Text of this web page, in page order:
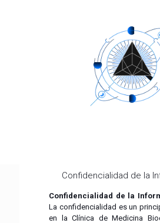
Confidencialidad de la
Confidencialidad de la
La confidencialidad es un
en la Clínica de Medicina